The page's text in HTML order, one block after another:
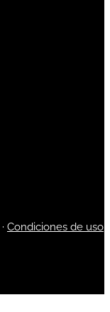
· Condiciones de uso